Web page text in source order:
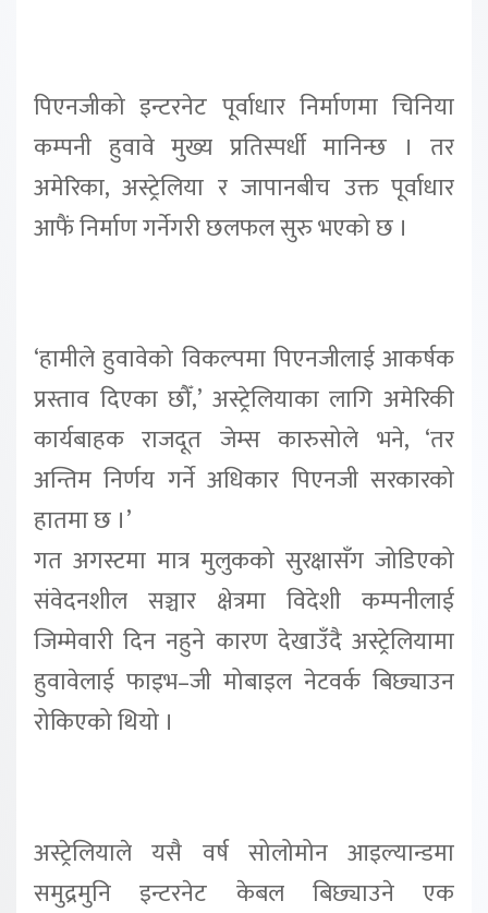
पिएनजीको इन्टरनेट पूर्वाधार निर्माणमा चिनिया
कम्पनी हुवावे मुख्य प्रतिस्पर्धी मानिन्छ । तर
अमेरिका, अस्ट्रेलिया र जापानबीच उक्त पूर्वाधार
आफैं निर्माण गर्नेगरी छलफल सुरु भएको छ ।
‘हामीले हुवावेको विकल्पमा पिएनजीलाई आकर्षक
प्रस्ताव दिएका छौँ,’ अस्ट्रेलियाका लागि अमेरिकी
कार्यबाहक राजदूत जेम्स कारुसोले भने, ‘तर
अन्तिम निर्णय गर्ने अधिकार पिएनजी सरकारको
हातमा छ ।’
गत अगस्टमा मात्र मुलुकको सुरक्षासँग जोडिएको
संवेदनशील सञ्चार क्षेत्रमा विदेशी कम्पनीलाई
जिम्मेवारी दिन नहुने कारण देखाउँदै अस्ट्रेलियामा
हुवावेलाई फाइभ–जी मोबाइल नेटवर्क बिछ्याउन
रोकिएको थियो ।
अस्ट्रेलियाले यसै वर्ष सोलोमोन आइल्यान्डमा
समुद्रमुनि इन्टरनेट केबल बिछ्याउने एक